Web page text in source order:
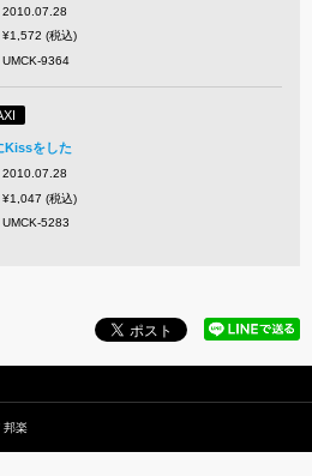
2010.07.28
¥1,572 (税込)
UMCK-9364
Kissをした
2010.07.28
¥1,047 (税込)
UMCK-5283
邦楽